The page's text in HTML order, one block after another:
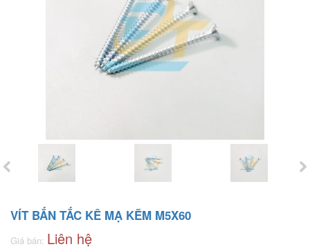
VÍT BẮN TẮC KÊ MẠ KẼM M5X60
Giá bán: Liên hệ